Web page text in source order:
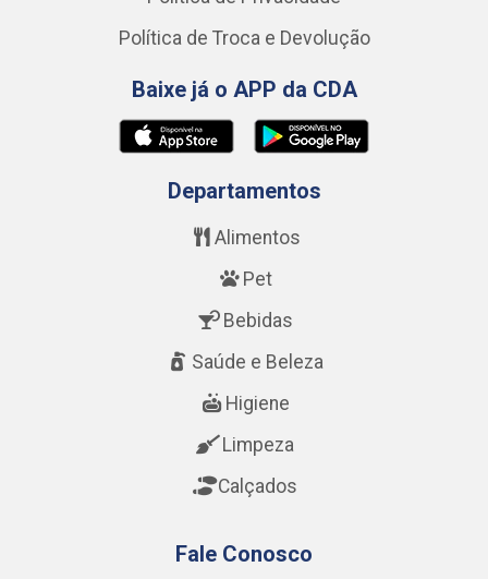
Política de Troca e Devolução
Baixe já o APP da CDA
Departamentos
Alimentos
Pet
Bebidas
Saúde e Beleza
Higiene
Limpeza
Calçados
Fale Conosco